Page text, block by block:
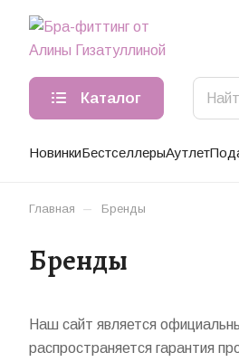
Каталог
НовинкиБестселлерыАутлет
Главная – Бренды
Бренды
Наш сайт является
распространяется гарантия